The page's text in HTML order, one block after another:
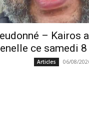
– Kairos
ce samedi
Articles 06/08/